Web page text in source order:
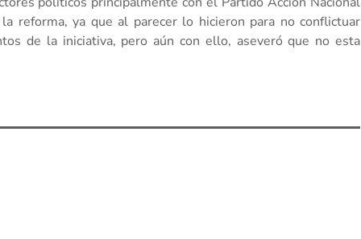
reforma, ya que al parecer lo hicieron para no conflictuar
de la iniciativa, pero aún con ello, aseveró que no esta